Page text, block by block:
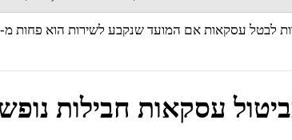
עסקאות חבילות